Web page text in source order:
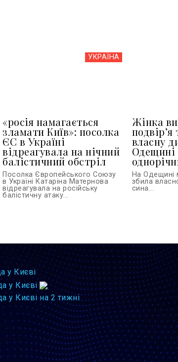
УКРАЇНА
«росія намагається
зламати Київ»: посолка
ЄС в Україні
відреагувала на нічний
балістичний обстріл
Посолка Європейського Союзу
в Україні Катаріна Матернова
відреагувала на російську
балістичну атаку...
Жінка
власну
Одещині
На Одещині
збила
сина...